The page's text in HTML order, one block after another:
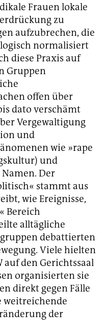
Frauen lokale
zu
aufzubrechen, die
normalisiert
diese Praxis auf
Gruppen
offen über
dato verschämt
Vergewaltigung
und
wie »rape
und
Der
stammt aus
wie Ereignisse,
Bereich
alltägliche
debattierten
Viele hielten
den Gerichtssaal
organisierten sie
direkt gegen Fälle
weitreichende
der